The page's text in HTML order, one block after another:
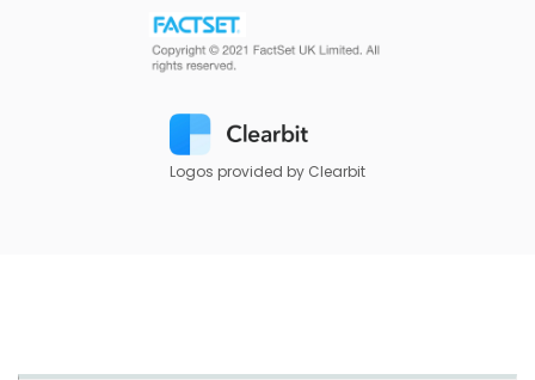
Logos provided by Clearbit